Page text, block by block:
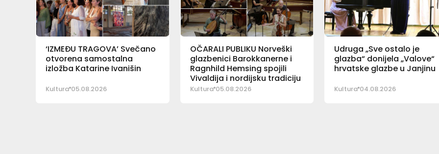
‘IZMEĐU TRAGOVA’ Svečano
otvorena samostalna
izložba Katarine Ivanišin
Kultura 05.08.2026
OČARALI PUBLIKU Norveški
glazbenici Barokkanerne i
Ragnhild Hemsing spojili
Vivaldija i nordijsku tradiciju
Kultura 05.08.2026
Udruga „Sve ostalo je
glazba“ donijela „Valove“
hrvatske glazbe u Janjinu
Kultura 04.08.2026